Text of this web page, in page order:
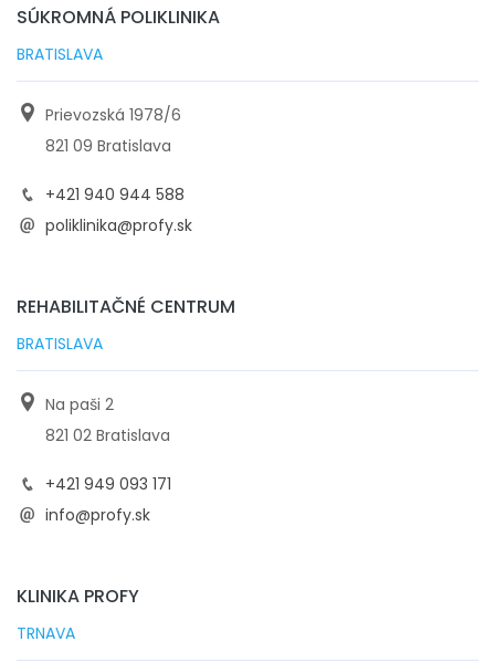
SÚKROMNÁ POLIKLINIKA
BRATISLAVA
Prievozská 1978/6
821 09 Bratislava
+421 940 944 588
poliklinika@profy.sk
REHABILITAČNÉ CENTRUM
BRATISLAVA
Na paši 2
821 02 Bratislava
+421 949 093 171
info@profy.sk
KLINIKA PROFY
TRNAVA